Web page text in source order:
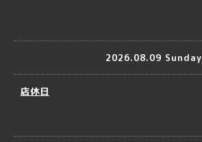
2026.08.09 Sunday
店休日